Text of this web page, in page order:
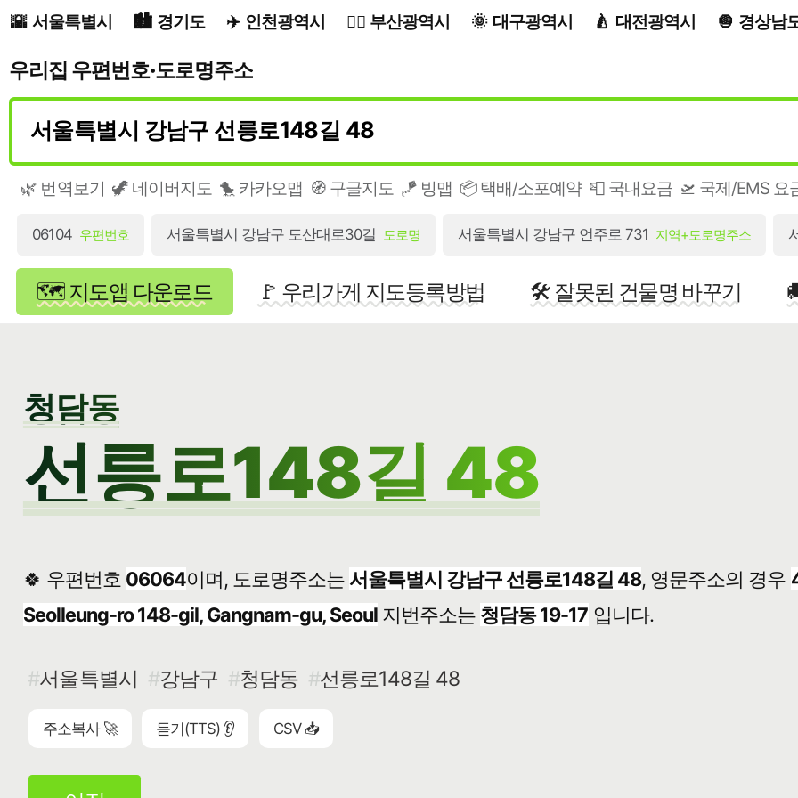
서울특별시 경기도 인천광역시 부산광역시 대구광역시 대전광역시 경상남
우리집 우편번호·도로명주소
🌿 번역보기 🦖 네이버지도 🐤 카카오맵 🧭 구글지도 🪁 빙맵 📦 택배/소포예약 📮 국내요금 🛫 국제/EMS 요
06104 우편번호 서울특별시 강남구 도산대로30길 도로명 서울특별시 강남구 언주로 731 지역+도로명주소
🗺️ 지도앱 다운로드 🚩 우리가게 지도등록방법 🛠️ 잘못된 건물명 바꾸기
청담동
선릉로148길 48
🍀 우편번호 06064이며, 도로명주소는 서울특별시 강남구 선릉로148길 48, 영문주소의 경우
Seolleung-ro 148-gil, Gangnam-gu, Seoul 지번주소는 청담동 19-17 입니다.
서울특별시 강남구 청담동 선릉로148길 48
주소복사 🚀 듣기(TTS) 👂 CSV 📥